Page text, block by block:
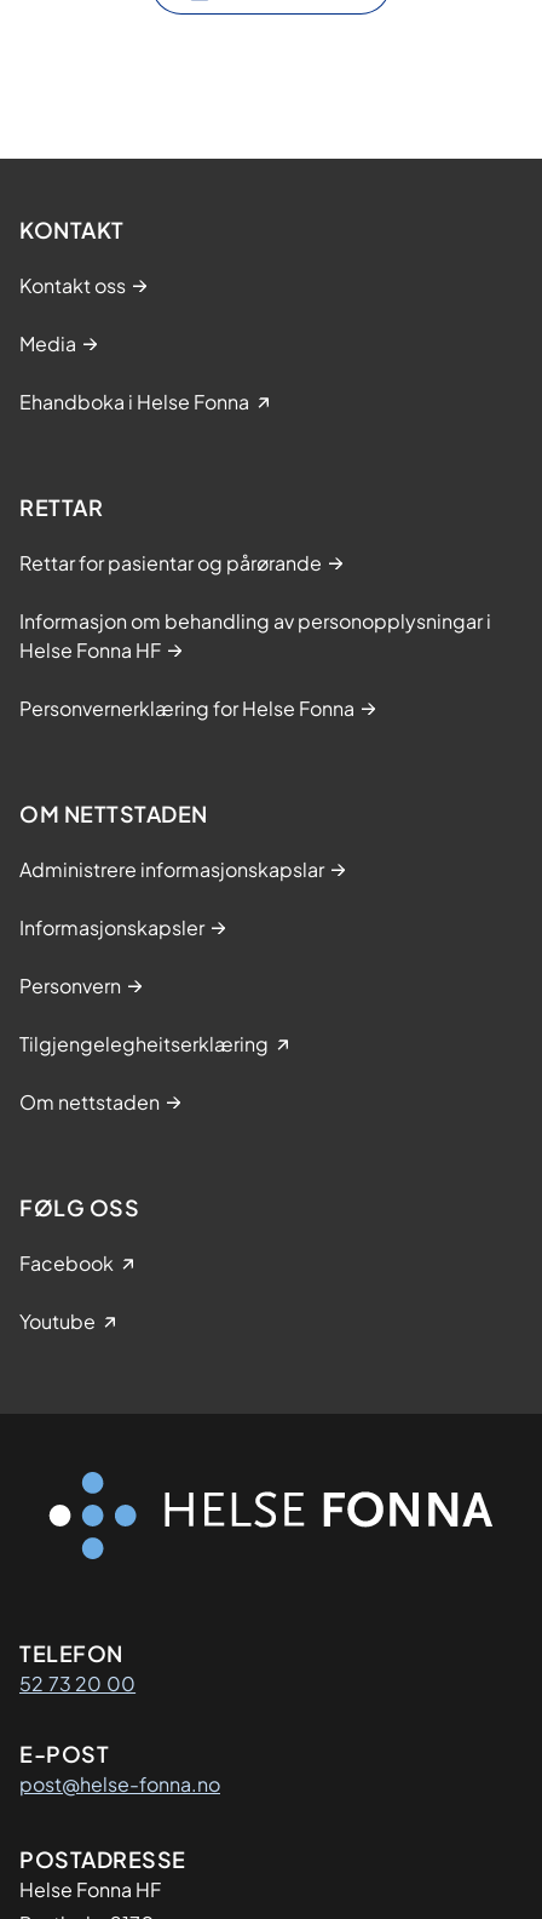
KONTAKT
Kontakt oss
Media
Ehandboka i Helse Fonna
RETTAR
Rettar for pasientar og pårørande
Informasjon om behandling av personopplysningar i
Helse Fonna HF
Personvernerklæring for Helse Fonna
OM NETTSTADEN
Administrere informasjonskapslar
Informasjonskapsler
Personvern
Tilgjengelegheitserklæring
Om nettstaden
FØLG OSS
Facebook
Youtube
Kontaktinformasjon
TELEFON
52 73 20 00
E-POST
post@helse-fonna.no
Adresse
POSTADRESSE
​Helse Fonna HF